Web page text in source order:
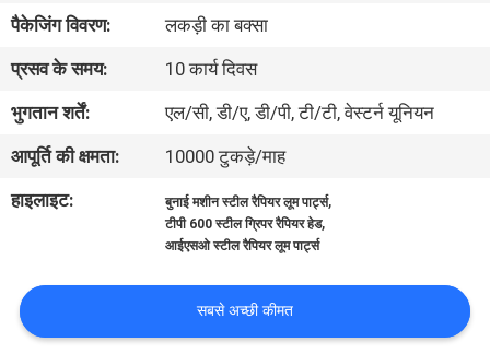
कारखाना
भ्रमण
गुणवत्ता
नियंत्रण
संपर्क
करें
पैकेजिंग विवरण:
लकड़ी का बक्सा
प्रसव के समय:
10 कार्य दिवस
भुगतान शर्तें:
एल/सी, डी/ए, डी/पी, टी/टी, वेस्टर्न यूनियन
आपूर्ति की क्षमता:
10000 टुकड़े/माह
हाइलाइट:
बुनाई मशीन स्टील रैपियर लूम पार्ट्स,
टीपी 600 स्टील ग्रिपर रैपियर हेड,
आईएसओ स्टील रैपियर लूम पार्ट्स
सबसे अच्छी कीमत